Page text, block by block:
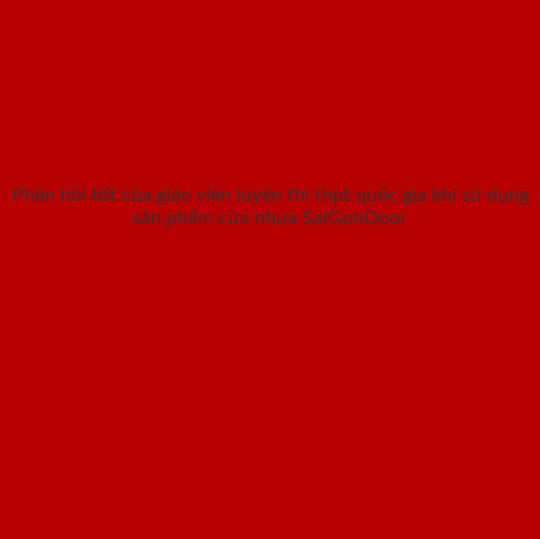
Phản hồi tốt của giáo viên luyện thi thpt quốc gia khi sử dụng
sản phẩm cửa nhựa SaiGonDoor